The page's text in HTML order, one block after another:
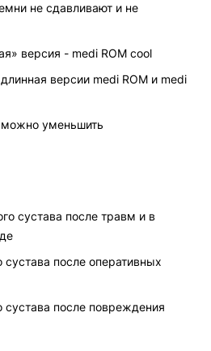
не сдавливают и не
версия - medi ROM cool
версии medi ROM и medi
можно уменьшить
сустава после травм и в
сустава после оперативных
сустава после повреждения